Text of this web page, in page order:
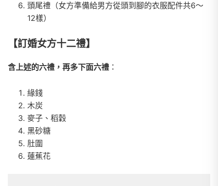
頭尾禮（女方準備給男方從頭到腳的衣服配件共6～
12樣）
【訂婚女方十二禮】
含上述的六禮，再多下面六禮 ：
緣錢
木炭
麥子、稻穀
黑砂糖
肚圍
蓮蕉花